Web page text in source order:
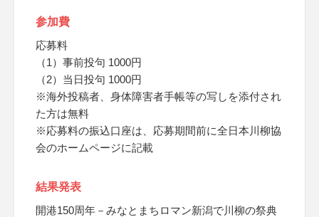
参加費
応募料
（1）事前投句 1000円
（2）当日投句 1000円
※海外投稿者、身体障害者手帳等の写しを添付され
た方は無料
※応募料の振込口座は、応募期間前に全日本川柳協
会のホームページに記載
結果発表
開港150周年－みなとまちロマン新潟で川柳の祭典